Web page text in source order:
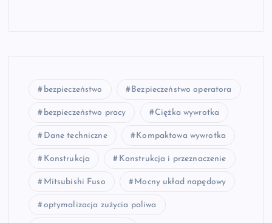
bezpieczeństwo Bezpieczeństwo operatora
bezpieczeństwo pracy Ciężka wywrotka
Dane techniczne Kompaktowa wywrotka
Konstrukcja Konstrukcja i przeznaczenie
Mitsubishi Fuso Mocny układ napędowy
optymalizacja zużycia paliwa